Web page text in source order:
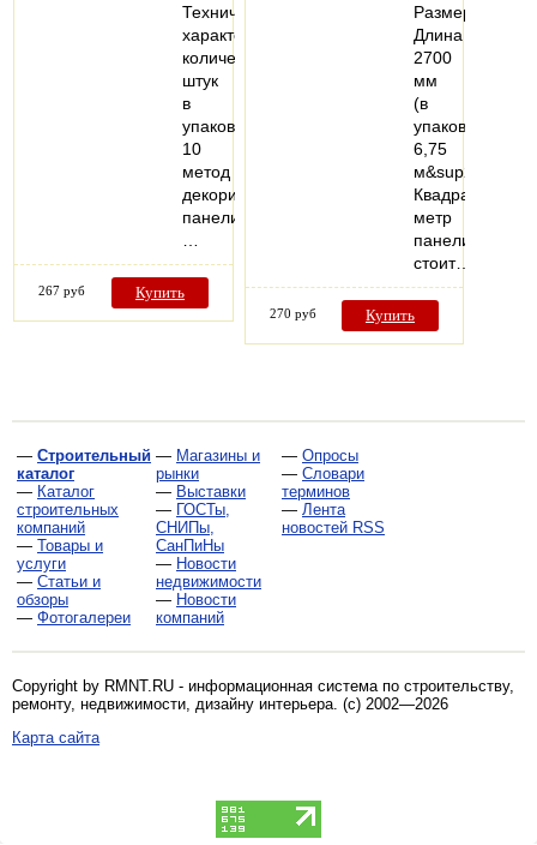
Технические
характеристики
количество
штук
в
упаковке:
10
метод
декорирования
панели:
267 руб Купить
Размер:
Длина
2700
мм
(в
упаковке
6,75
м&sup2;)
Квадратный
метр
панелий
стоит…
270 руб Купить
— Строительный
каталог
— Каталог
строительных
компаний
— Товары и
услуги
— Статьи и
обзоры
— Фотогалереи
— Магазины и
рынки
— Выставки
— ГОСТы,
СНИПы,
СанПиНы
— Новости
недвижимости
— Новости
компаний
— Опросы
— Словари
терминов
— Лента
новостей RSS
Copyright by RMNT.RU - информационная система по строительству,
ремонту, недвижимости, дизайну интерьера . (c) 2002—2026
Карта сайта